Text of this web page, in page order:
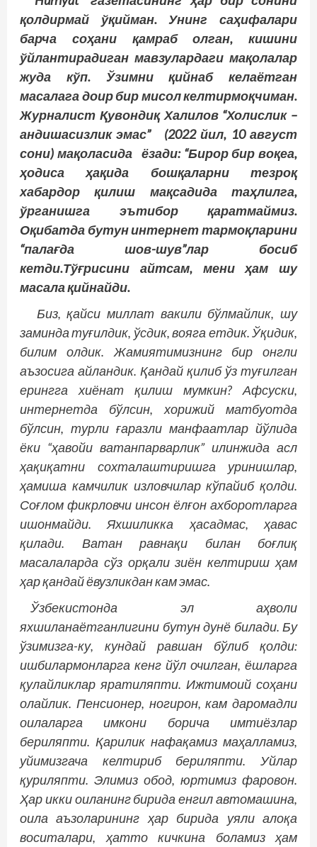
қолдирмай ўқийман. Унинг саҳифалари
барча соҳани қамраб олган, кишини
ўйлантирадиган мавзулардаги мақолалар
жуда кўп. Ўзимни қийнаб келаётган
масалага доир бир мисол келтирмоқчиман.
Журналист Қувондиқ Халилов “Холислик –
андишасизлик эмас” (2022 йил, 10 август
сони) мақоласида ёзади: “Бирор бир воқеа,
ҳодиса ҳақида бошқаларни тезроқ
хабардор қилиш мақсадида таҳлилга,
ўрганишга эътибор қаратмаймиз.
Оқибатда бутун интернет тармоқларини
“палағда шов-шув”лар босиб
кетди.Тўғрисини айтсам, мени ҳам шу
масала қийнайди.
Биз, қайси миллат вакили бўлмайлик, шу
заминда туғилдик, ўсдик, вояга етдик. Ўқидик,
билим олдик. Жамиятимизнинг бир онгли
аъзосига айландик. Қандай қилиб ўз туғилган
ерингга хиёнат қилиш мумкин? Афсуски,
интернетда бўлсин, хорижий матбуотда
бўлсин, турли ғаразли манфаатлар йўлида
ёки “ҳавойи ватанпарварлик” илинжида асл
ҳақиқатни сохталаштиришга уринишлар,
ҳамиша камчилик изловчилар кўпайиб қолди.
Соғлом фикрловчи инсон ёлғон ахборотларга
ишонмайди. Яхшиликка ҳасадмас, ҳавас
қилади. Ватан равнақи билан боғлиқ
масалаларда сўз орқали зиён келтириш ҳам
ҳар қандай ёвузликдан кам эмас.
Ўзбекистонда эл аҳволи
яхшиланаётганлигини бутун дунё билади. Бу
ўзимизга-ку, кундай равшан бўлиб қолди:
ишбилармонларга кенг йўл очилган, ёшларга
қулайликлар яратиляпти. Ижтимоий соҳани
олайлик. Пенсионер, ногирон, кам даромадли
оилаларга имкони борича имтиёзлар
бериляпти. Қарилик нафақамиз маҳалламиз,
уйимизгача келтириб бериляпти. Уйлар
қуриляпти. Элимиз обод, юртимиз фаровон.
Ҳар икки оиланинг бирида енгил автомашина,
оила аъзоларининг ҳар бирида уяли алоқа
воситалари, ҳатто кичкина боламиз ҳам